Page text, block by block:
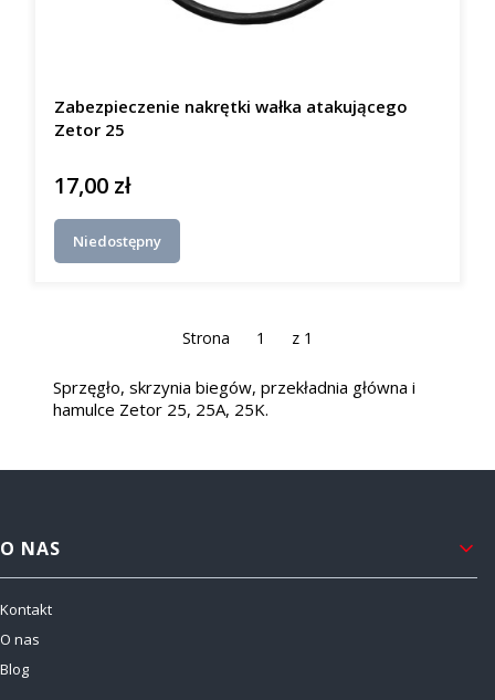
Zabezpieczenie nakrętki wałka atakującego
Zetor 25
Cena
17,00 zł
Niedostępny
Strona z 1
Sprzęgło, skrzynia biegów, przekładnia główna i
hamulce Zetor 25, 25A, 25K.
Linki w stopce
O NAS
Kontakt
O nas
Blog